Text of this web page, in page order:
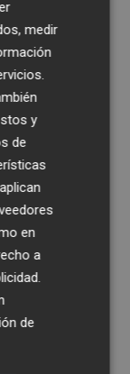
medir
y
de
en
a
de